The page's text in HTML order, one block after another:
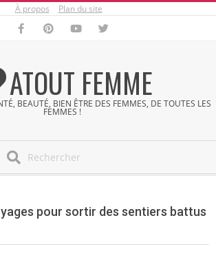
À propos Plan du site
ATOUT FEMME
BEAUTÉ, BIEN ÊTRE DES FEMMES, DE TOUTES LES
FEMMES !
pour sortir des sentiers battus